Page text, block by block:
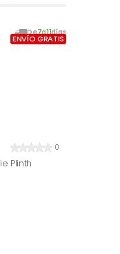
De7a11días
ENVÍO GRATIS
0
Plinth